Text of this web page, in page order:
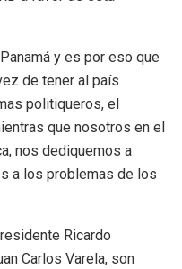
y es por eso que
de tener al país
politiqueros, el
que nosotros en el
nos dediquemos a
a los problemas de los
Ricardo
Carlos Varela, son